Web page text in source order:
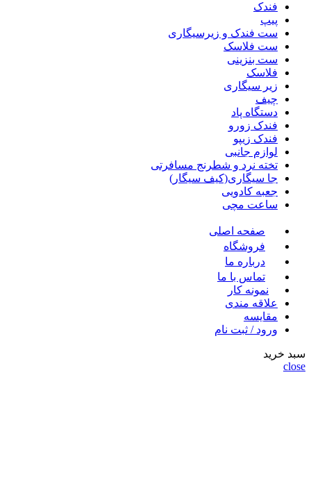
فندک
پیپ
ست فندک و زیرسیگاری
ست فلاسک
ست بنزینی
فلاسک
زیر سیگاری
چیف
دستگاه پاد
فندک زورو
فندک زیپو
لوازم جانبی
تخته نرد و شطرنج مسافرتی
جا سیگاری(کیف سیگار)
جعبه کادویی
ساعت مچی
صفحه اصلی
فروشگاه
درباره ما
تماس با ما
نمونه کار
علاقه مندی
مقايسه
ورود / ثبت نام
سبد خرید
close